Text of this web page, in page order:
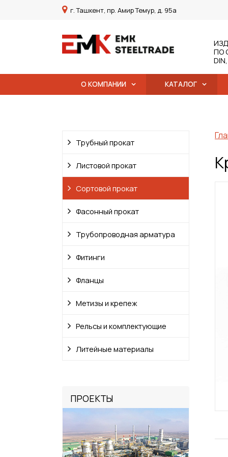
г. Ташкент, пр. Амир Темур, д. 95а
ПО
О КОМПАНИИ КАТАЛОГ
Трубный прокат
Листовой прокат
Сортовой прокат
Фасонный прокат
Трубопроводная арматура
Фитинги
Фланцы
Метизы и крепеж
Рельсы и комплектующие
Литейные материалы
ПРОЕКТЫ